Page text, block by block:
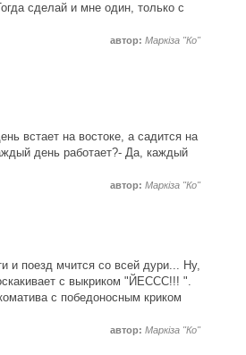
сделай и мне один, только с
автор: Маркіза "Ко"
встает на востоке, а садится на
день работает?- Да, каждый
автор: Маркіза "Ко"
и поезд мчится со всей дури... Ну,
с выкриком "ЙЕССС!!! ".
с победоносным криком
автор: Маркіза "Ко"